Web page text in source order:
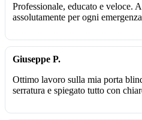
Professionale, educato e veloce.
assolutamente per ogni
Giuseppe P.
Ottimo lavoro sulla mia porta
serratura e spiegato tutto con